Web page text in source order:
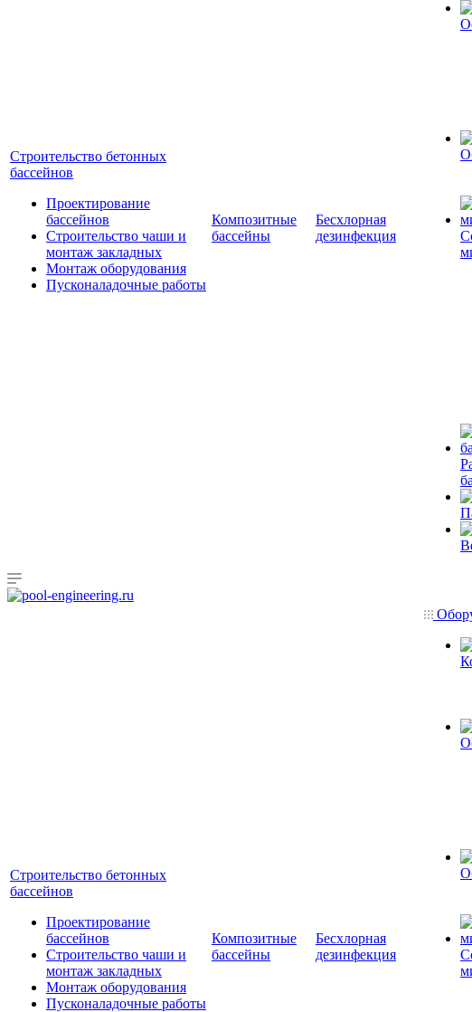
Строительство бетонных
бассейнов
Проектирование
бассейнов
Строительство чаши и
монтаж закладных
Монтаж оборудования
Пусконаладочные работы
Композитные
бассейны
Бесхлорная
дезинфекция
Строительство бетонных
бассейнов
Проектирование
бассейнов
Строительство чаши и
монтаж закладных
Монтаж оборудования
Пусконаладочные работы
Композитные
бассейны
Бесхлорная
дезинфекция